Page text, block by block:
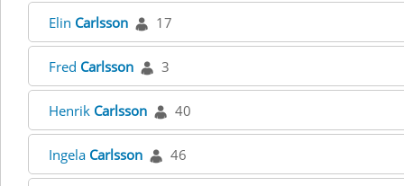
Elin Carlsson 17
Fred Carlsson 3
Henrik Carlsson 40
Ingela Carlsson 46